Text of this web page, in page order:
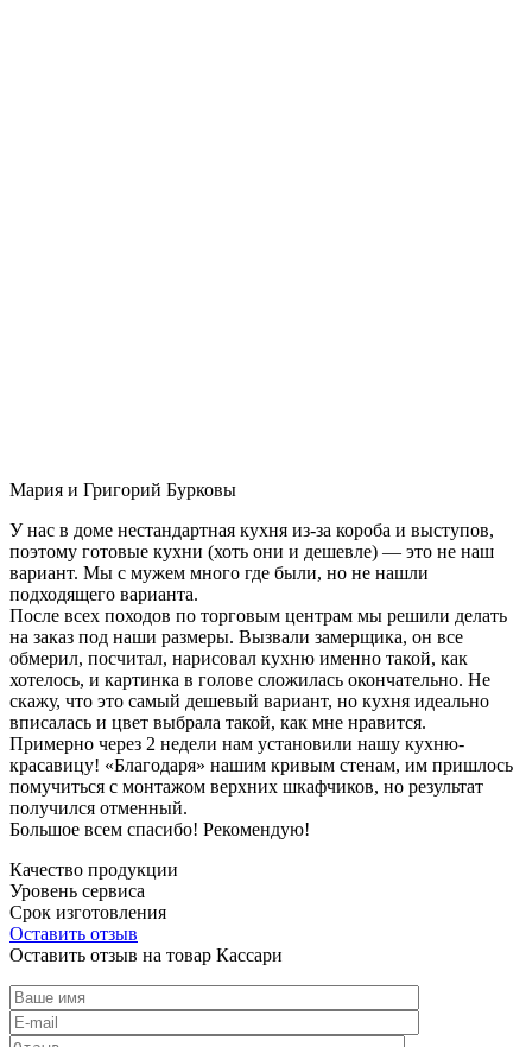
Мария и Григорий Бурковы
У нас в доме нестандартная кухня из-за короба и выступов,
поэтому готовые кухни (хоть они и дешевле) — это не наш
вариант. Мы с мужем много где были, но не нашли
подходящего варианта.
После всех походов по торговым центрам мы решили делать
на заказ под наши размеры. Вызвали замерщика, он все
обмерил, посчитал, нарисовал кухню именно такой, как
хотелось, и картинка в голове сложилась окончательно. Не
скажу, что это самый дешевый вариант, но кухня идеально
вписалась и цвет выбрала такой, как мне нравится.
Примерно через 2 недели нам установили нашу кухню-
красавицу! «Благодаря» нашим кривым стенам, им пришлось
помучиться с монтажом верхних шкафчиков, но результат
получился отменный.
Большое всем спасибо! Рекомендую!
Качество продукции
Уровень сервиса
Срок изготовления
Оставить отзыв
Оставить отзыв на товар Кассари